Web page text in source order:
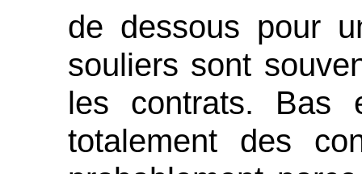
de dessous pour
souliers sont
les contrats. Bas
totalement des